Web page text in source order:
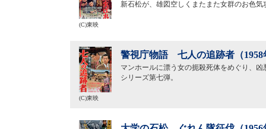
新石松が、雄図空しくまたまた女群のお色
(C)東映
警視庁物語 七人の追跡者（1958
マンホールに漂う女の扼殺死体をめぐり、
シリーズ第七弾。
(C)東映